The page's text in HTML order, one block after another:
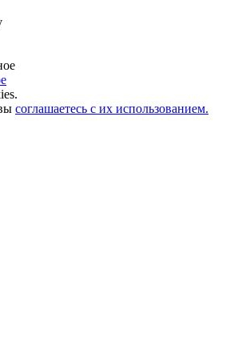
соглашаетесь с их использованием.